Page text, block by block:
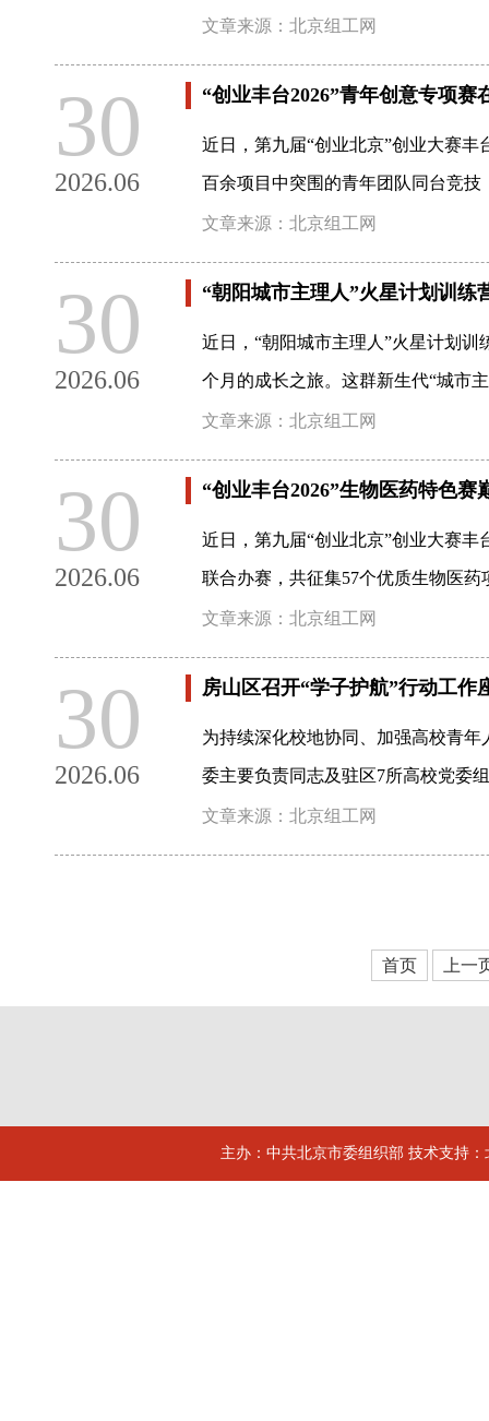
文章来源：北京组工网
30
2026.06
“创业丰台2026”青年创意专项
近日，第九届“创业北京”创业大赛
百余项目中突围的青年团队同台竞
文章来源：北京组工网
30
2026.06
“朝阳城市主理人”火星计划训练
近日，“朝阳城市主理人”火星计划
个月的成长之旅。这群新生代“城市
文章来源：北京组工网
30
2026.06
“创业丰台2026”生物医药特色赛
近日，第九届“创业北京”创业大赛
联合办赛，共征集57个优质生物医
文章来源：北京组工网
30
2026.06
房山区召开“学子护航”行动工作
为持续深化校地协同、加强高校青
委主要负责同志及驻区7所高校党委
文章来源：北京组工网
首页 上一
主办：中共北京市委组织部 技术支持